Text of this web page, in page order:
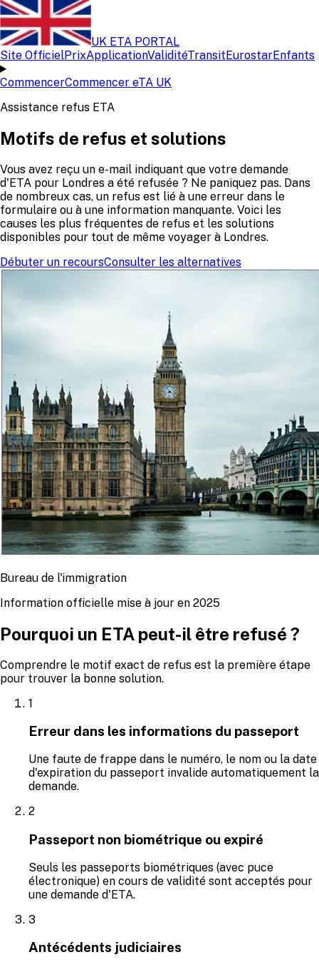
UK ETA PORTAL
Site OfficielPrixApplicationValiditéTransitEurostarEnfants
CommencerCommencer eTA UK
Assistance refus ETA
Motifs de refus et solutions
Vous avez reçu un e-mail indiquant que votre demande
d'ETA pour Londres a été refusée ? Ne paniquez pas. Dans
de nombreux cas, un refus est lié à une erreur dans le
formulaire ou à une information manquante. Voici les
causes les plus fréquentes de refus et les solutions
disponibles pour tout de même voyager à Londres.
Débuter un recoursConsulter les alternatives
Bureau de l'immigration
Information officielle mise à jour en 2025
Pourquoi un ETA peut-il être refusé ?
Comprendre le motif exact de refus est la première étape
pour trouver la bonne solution.
1
Erreur dans les informations du passeport
Une faute de frappe dans le numéro, le nom ou la date
d'expiration du passeport invalide automatiquement la
demande.
2
Passeport non biométrique ou expiré
Seuls les passeports biométriques (avec puce
électronique) en cours de validité sont acceptés pour
une demande d'ETA.
3
Antécédents judiciaires